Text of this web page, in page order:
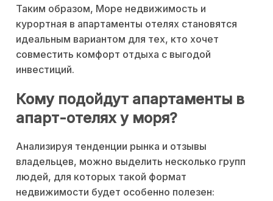
Таким образом, Море недвижимость и
курортная в апартаменты отелях становятся
идеальным вариантом для тех, кто хочет
совместить комфорт отдыха с выгодой
инвестиций.
Кому подойдут апартаменты в
апарт-отелях у моря?
Анализируя тенденции рынка и отзывы
владельцев, можно выделить несколько групп
людей, для которых такой формат
недвижимости будет особенно полезен: